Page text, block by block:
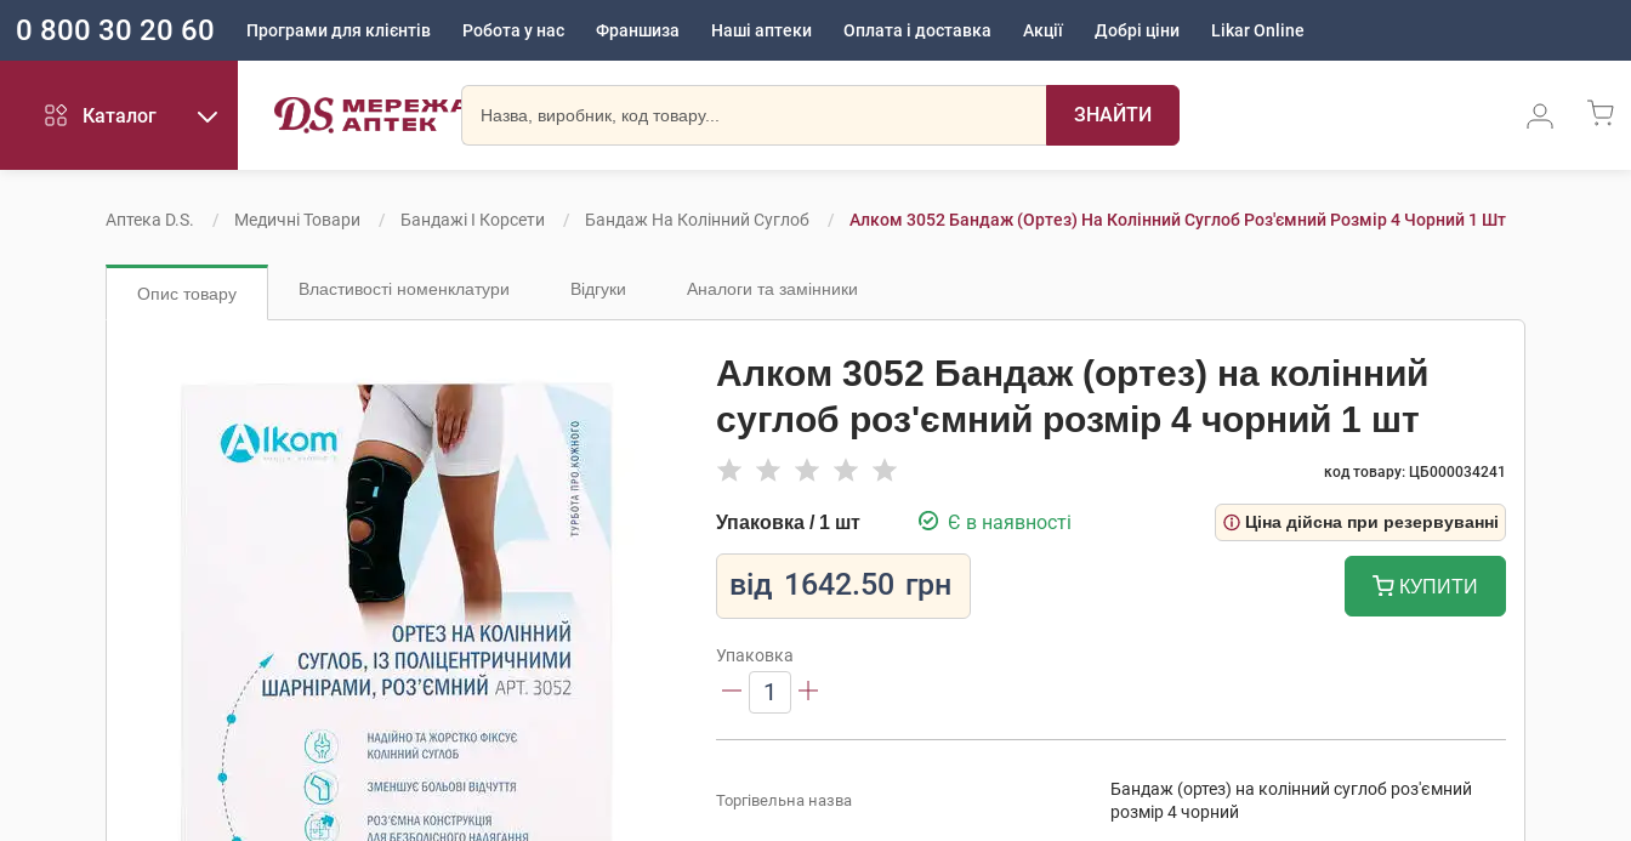
0 800 30 20 60 Програми для клієнтів Робота у нас Франшиза Наші аптеки Оплата і доставка Акції Добрі ціни Likar Online
Каталог ЗНАЙТИ
Аптека D.S. Медичні Товари Бандажі І Корсети Бандаж На Колінний Суглоб Алком 3052 Бандаж (ортез) На Колінний Суглоб Роз'ємний Розмір 4 Чорний 1 Шт
Опис товару Властивості номенклатури Відгуки Аналоги та замінники
Алком 3052 Бандаж (ортез) на колінний
суглоб роз'ємний розмір 4 чорний 1 шт
код товару: ЦБ000034241
Упаковка / 1 шт Є в наявності Ціна дійсна при резервуванні
від 1642.50 грн КУПИТИ
Упаковка
1
Торгівельна назва
Бандаж (ортез) на колінний суглоб роз'ємний
розмір 4 чорний